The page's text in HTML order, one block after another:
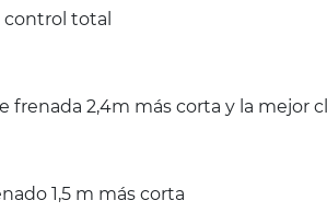
total
2,4m más corta y la mejor
1,5 m más corta